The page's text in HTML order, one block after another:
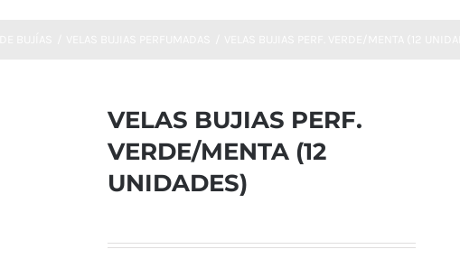
VELAS BUJIAS PERF.
VERDE/MENTA (12
UNIDADES)